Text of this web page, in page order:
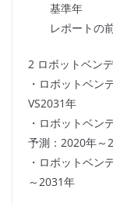
基準年
レポートの前
2 ロボットベン
・ロボットベン
VS2031年
・ロボットベン
予測：2020年～
・ロボットベン
～2031年